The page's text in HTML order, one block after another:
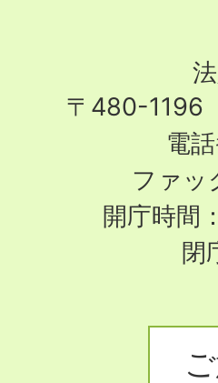
〒480-1196
電
ファッ
開庁時間
閉